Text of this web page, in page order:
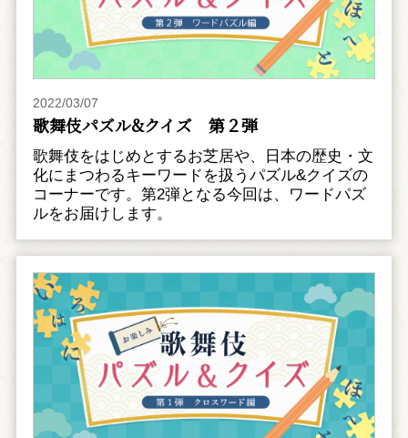
2022/03/07
歌舞伎パズル&クイズ 第２弾
歌舞伎をはじめとするお芝居や、日本の歴史・文
化にまつわるキーワードを扱うパズル&クイズの
コーナーです。第2弾となる今回は、ワードパズ
ルをお届けします。